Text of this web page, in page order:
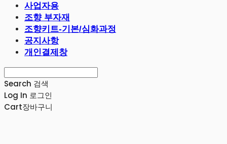
사업자용
조향 부자재
조향키트-기본/심화과정
공지사항
개인결제창
Search 검색
Log In 로그인
Cart장바구니